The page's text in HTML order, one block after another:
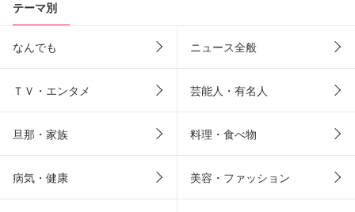
テーマ別
なんでも ニュース全般
ＴＶ・エンタメ 芸能人・有名人
旦那・家族 料理・食べ物
病気・健康 美容・ファッション